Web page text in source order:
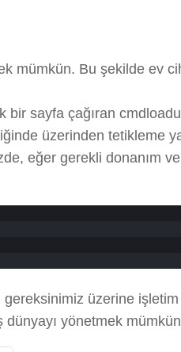
Bu şekilde ev
sayfa çağıran
üzerinden tetikleme
eğer gerekli donanım
gereksinimiz üzerine
dünyayı yönetmek